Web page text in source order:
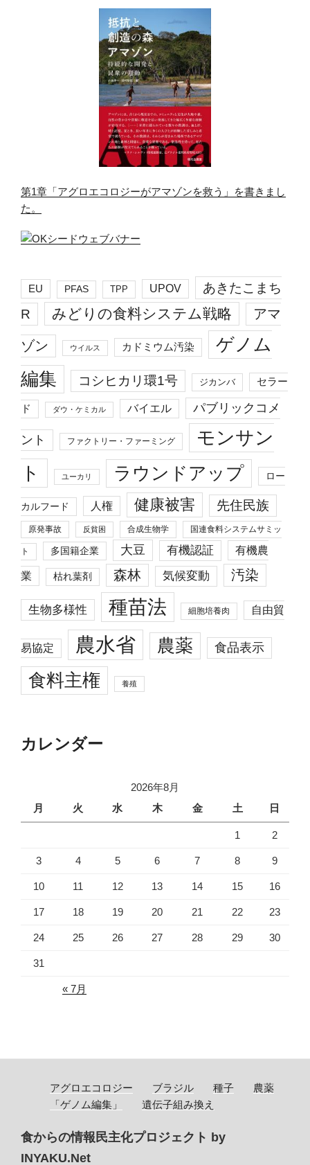
第1章「アグロエコロジーがアマゾンを救う」を書きまし
た。
EU PFAS TPP UPOV
あきたこまち
R
みどりの食料システム戦略 アマ
ゾン ウイルス カドミウム汚染
ゲノム
編集
コシヒカリ環1号 ジカンバ セラー
ド ダウ・ケミカル バイエル パブリックコメ
ント ファクトリー・ファーミング
モンサン
ト
ユーカリ ラウンドアップ ロー
カルフード 人権 健康被害 先住民族
原発事故 反貧困 合成生物学 国連食料システムサミッ
ト 多国籍企業 大豆 有機認証 有機農
業 枯れ葉剤 森林 気候変動 汚染
生物多様性 種苗法 細胞培養肉 自由貿
易協定 農水省 農薬 食品表示
食料主権 養殖
カレンダー
2026年8月
月
火 水 木 金 土 日
1 2
3 4 5 6 7 8 9
10 11 12 13 14 15 16
17 18 19 20 21 22 23
24 25 26 27 28 29 30
31
« 7月
アグロエコロジー ブラジル 種子
農薬
「ゲノム編集」
遺伝子組み換え
食からの情報民主化プロジェクト by
INYAKU.Net